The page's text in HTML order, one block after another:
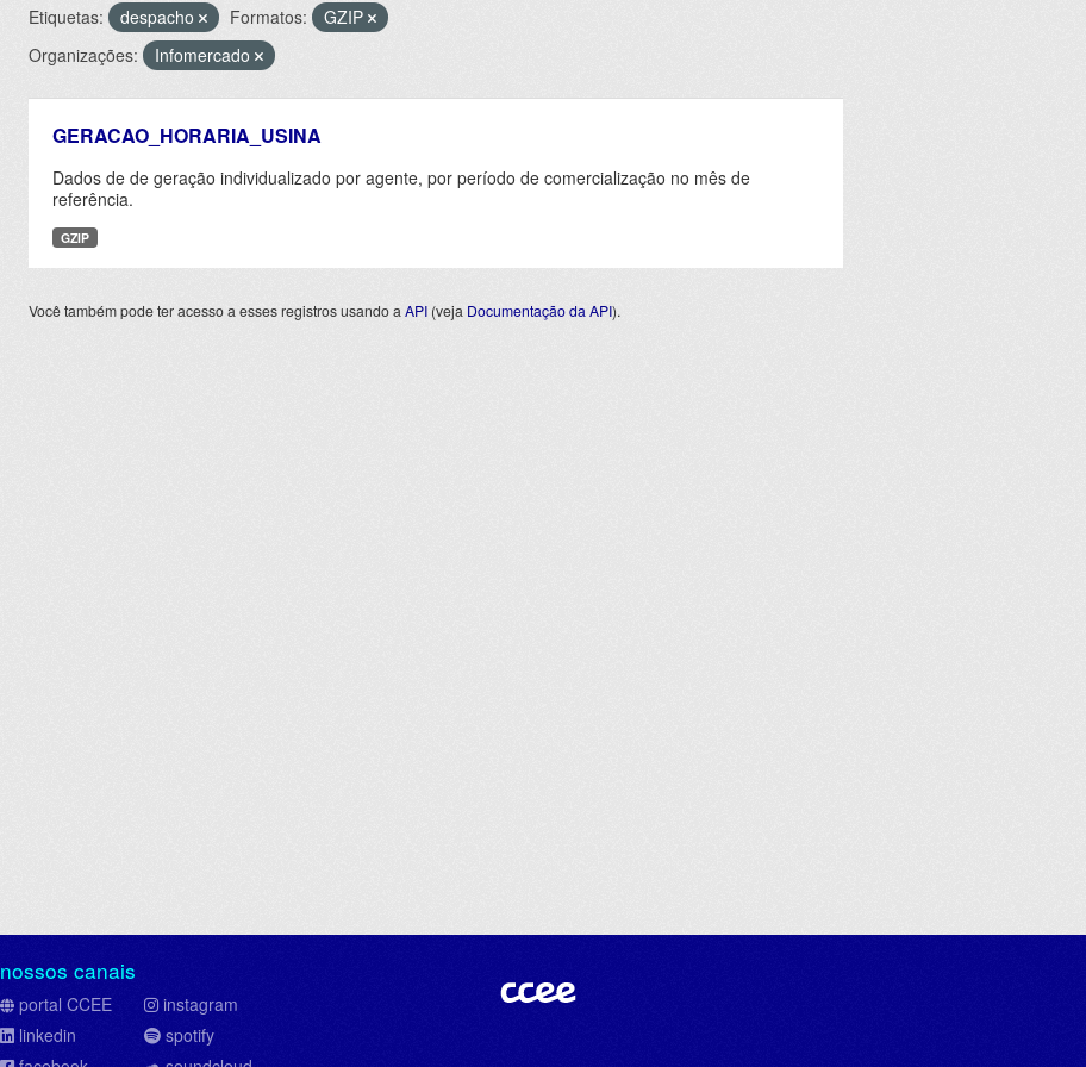
Etiquetas: despacho Formatos:
GZIP
Organizações:
Infomercado
GERACAO_HORARIA_USINA
Dados de de geração individualizado por agente, por período de comercialização no mês de
referência.
GZIP
Você também pode ter acesso a esses registros usando a API (veja Documentação da API).
nossos canais
portal CCEE
linkedin
instagram
spotify